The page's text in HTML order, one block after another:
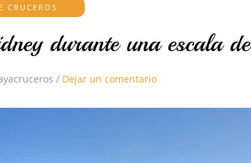
CRUCEROS
durante una escala
/ Dejar un comentario